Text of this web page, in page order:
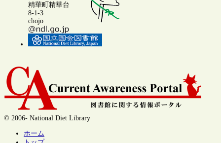
精華町精華台
8-1-3
chojo
© 2006- National Diet Library
ホーム